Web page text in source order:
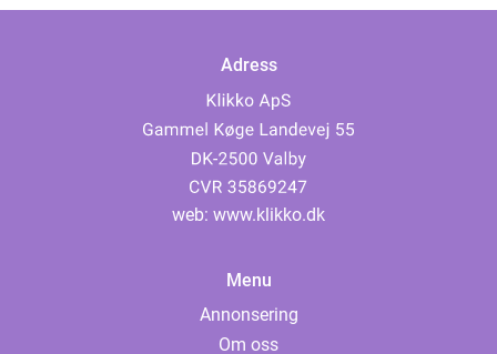
Adress
web: www.klikko.dk
Menu
Annonsering
Om oss